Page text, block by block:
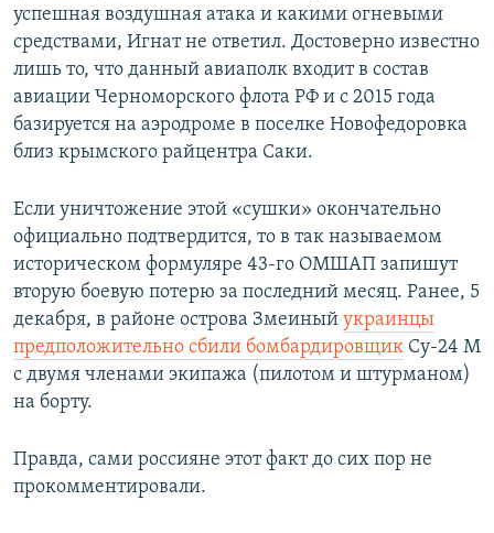
успешная воздушная атака и какими огневыми
средствами, Игнат не ответил. Достоверно известно
лишь то, что данный авиаполк входит в состав
авиации Черноморского флота РФ и с 2015 года
базируется на аэродроме в поселке Новофедоровка
близ крымского райцентра Саки.
Если уничтожение этой «сушки» окончательно
официально подтвердится, то в так называемом
историческом формуляре 43-го ОМШАП запишут
вторую боевую потерю за последний месяц. Ранее, 5
декабря, в районе острова Змеиный украинцы
предположительно сбили бомбардировщик Су-24 М
с двумя членами экипажа (пилотом и штурманом)
на борту.
Правда, сами россияне этот факт до сих пор не
прокомментировали.